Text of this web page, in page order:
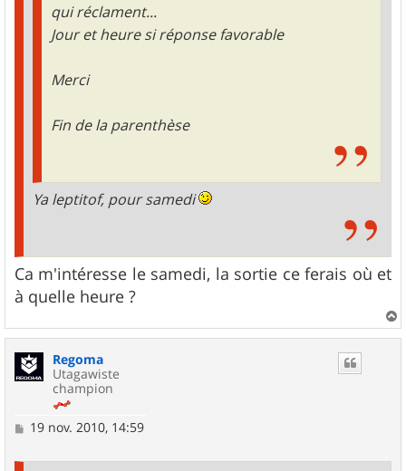
qui réclament...
Jour et heure si réponse favorable
Merci
Fin de la parenthèse
Ya leptitof, pour samedi
Ca m'intéresse le samedi, la sortie ce ferais où et
à quelle heure ?
a
Regoma
Utagawiste
champion
M19 nov. 2010, 14:59